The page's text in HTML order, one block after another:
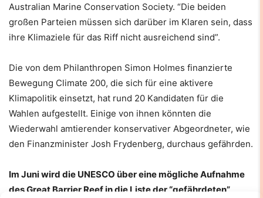
Australian Marine Conservation Society. “Die beiden
großen Parteien müssen sich darüber im Klaren sein, dass
ihre Klimaziele für das Riff nicht ausreichend sind”.
Die von dem Philanthropen Simon Holmes finanzierte
Bewegung Climate 200, die sich für eine aktivere
Klimapolitik einsetzt, hat rund 20 Kandidaten für die
Wahlen aufgestellt. Einige von ihnen könnten die
Wiederwahl amtierender konservativer Abgeordneter, wie
den Finanzminister Josh Frydenberg, durchaus gefährden.
Im Juni wird die UNESCO über eine mögliche Aufnahme
des Great Barrier Reef in die Liste der “gefährdeten”